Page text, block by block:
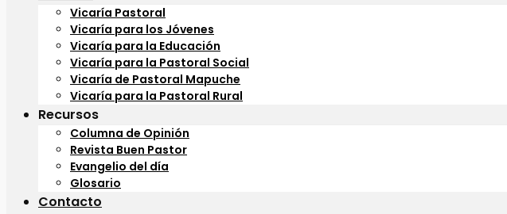
Vicaría Pastoral
Vicaría para los Jóvenes
Vicaría para la Educación
Vicaría para la Pastoral Social
Vicaría de Pastoral Mapuche
Vicaría para la Pastoral Rural
Recursos
Columna de Opinión
Revista Buen Pastor
Evangelio del día
Glosario
Contacto